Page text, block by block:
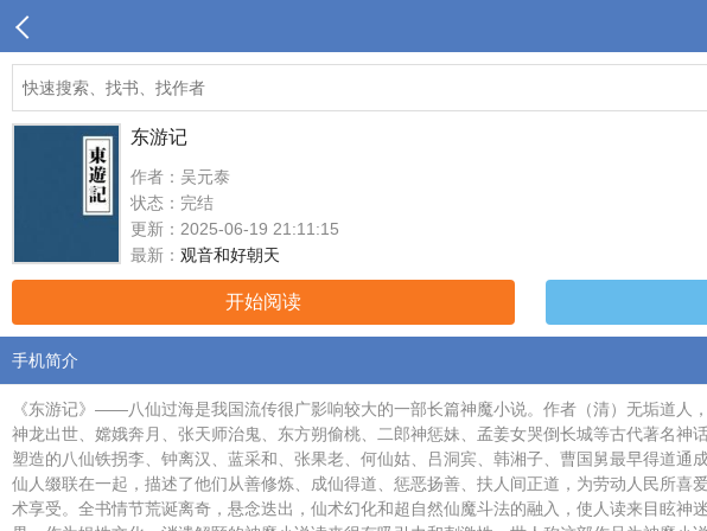
东游记
作者：吴元泰
状态：完结
更新：2025-06-19 21:11:15
最新： 观音和好朝天
开始阅读
手机简介
《东游记》——八仙过海是我国流传很广影响较大的一部长篇神魔小说。作者（清）无垢道
神龙出世、嫦娥奔月、张天师治鬼、东方朔偷桃、二郎神惩妹、孟姜女哭倒长城等古代著名
塑造的八仙铁拐李、钟离汉、蓝采和、张果老、何仙姑、吕洞宾、韩湘子、曹国舅最早得道
仙人缀联在一起，描述了他们从善修炼、成仙得道、惩恶扬善、扶人间正道，为劳动人民所
术享受。全书情节荒诞离奇，悬念迭出，仙术幻化和超自然仙魔斗法的融入，使人读来目眩